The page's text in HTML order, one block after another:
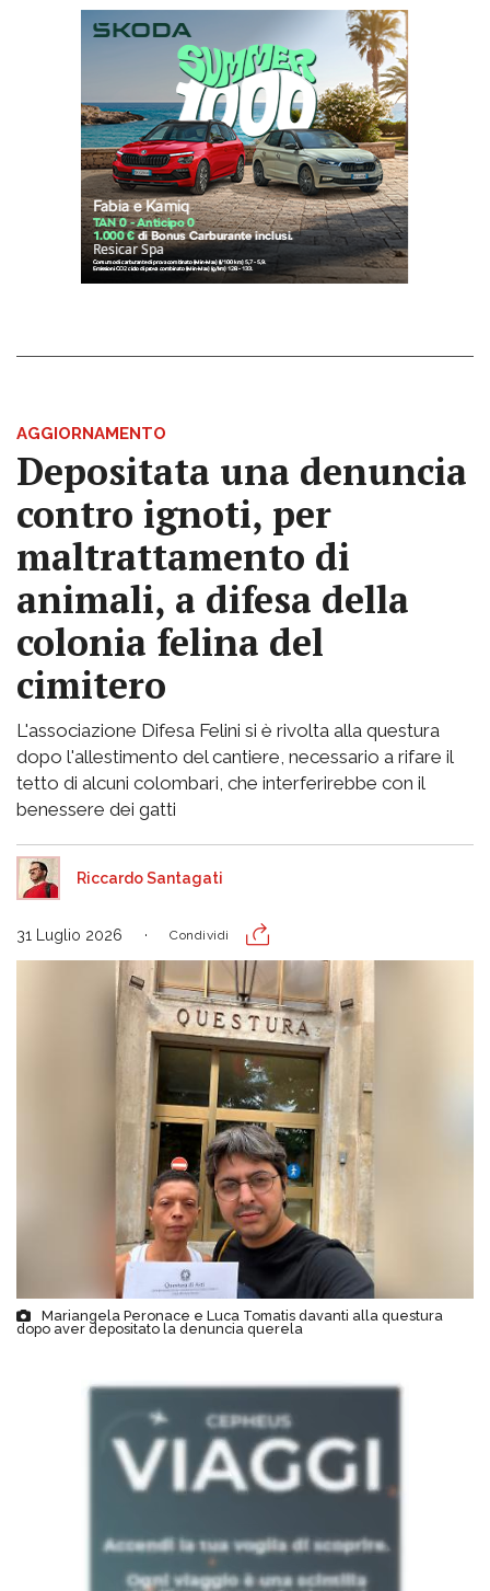
AGGIORNAMENTO
Depositata una denuncia
contro ignoti, per
maltrattamento di
animali, a difesa della
colonia felina del
cimitero
L'associazione Difesa Felini si è rivolta alla questura
dopo l'allestimento del cantiere, necessario a rifare il
tetto di alcuni colombari, che interferirebbe con il
benessere dei gatti
Riccardo Santagati
31 Luglio 2026 Condividi
Mariangela Peronace e Luca Tomatis davanti alla questura
dopo aver depositato la denuncia querela